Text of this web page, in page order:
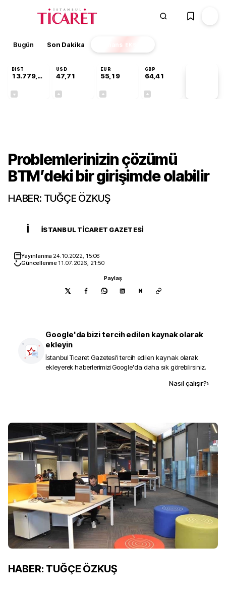
Bugün Son Dakika Finans EKSTRA
BIST
13.779,39
USD
47,71
EUR
55,19
GBP
64,41
Problemlerinizin çözümü
BTM’deki bir girişimde olabilir
HABER: TUĞÇE ÖZKUŞ
İ İSTANBUL TICARET GAZETESI
Yayınlanma 24.10.2022, 15:06
Güncellenme 11.07.2026, 21:50
Paylaş
N
Google'da bizi tercih edilen kaynak olarak
ekleyin
İstanbul Ticaret Gazetesi'i tercih edilen kaynak olarak
ekleyerek haberlerimizi Google'da daha sık görebilirsiniz.
Nasıl çalışır?›
HABER: TUĞÇE ÖZKUŞ